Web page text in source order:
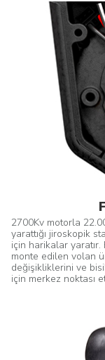
2700Kv motorla
yarattığı jiroskopik
için harikalar
monte edilen volan
değişikliklerini ve
için merkez noktası